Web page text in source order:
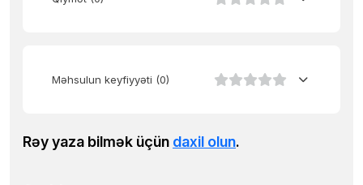
Məhsulun keyfiyyəti (0)
Rəy yaza bilmək üçün daxil olun.